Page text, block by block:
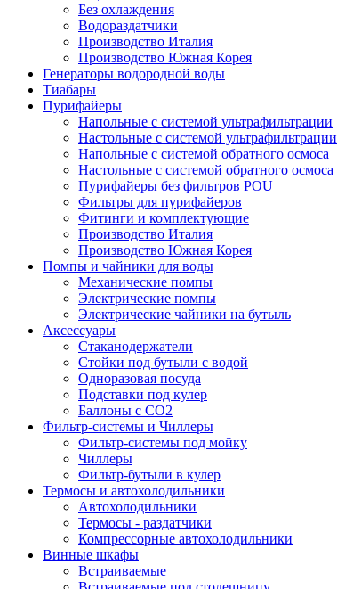
Без охлаждения
Водораздатчики
Производство Италия
Производство Южная Корея
Генераторы водородной воды
Тиабары
Пурифайеры
Напольные с системой ультрафильтрации
Настольные с системой ультрафильтрации
Напольные с системой обратного осмоса
Настольные с системой обратного осмоса
Пурифайеры без фильтров POU
Фильтры для пурифайеров
Фитинги и комплектующие
Производство Италия
Производство Южная Корея
Помпы и чайники для воды
Механические помпы
Электрические помпы
Электрические чайники на бутыль
Аксессуары
Стаканодержатели
Стойки под бутыли с водой
Одноразовая посуда
Подставки под кулер
Баллоны с СО2
Фильтр-системы и Чиллеры
Фильтр-системы под мойку
Чиллеры
Фильтр-бутыли в кулер
Термосы и автохолодильники
Автохолодильники
Термосы - раздатчики
Компрессорные автохолодильники
Винные шкафы
Встраиваемые